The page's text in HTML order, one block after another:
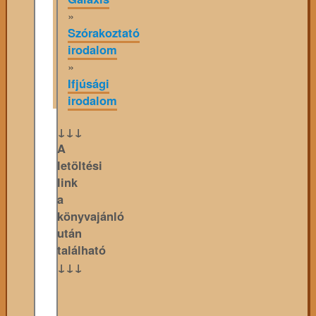
»
Szórakoztató
irodalom
»
Ifjúsági
irodalom
↓↓↓
A
letöltési
link
a
könyvajánló
után
található
↓↓↓